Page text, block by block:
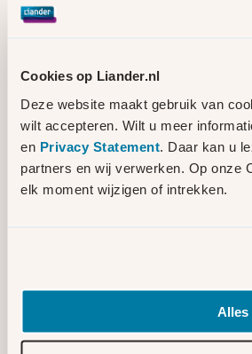
Cookies op Liander.nl
Deze website maakt gebruik van
wilt accepteren. Wilt u meer
en Privacy Statement . Daar kan u
partners en wij verwerken. Op onze
elk moment wijzigen of intrekken.
Alles
op de locatie van de huidige
Wilt u meer informatie over
Op www.liander.nl/
meer informatie over het
planning en de procedures. Of
hieronder met de camera van
Heeft u nog vragen?
Heeft u vragen over de
werkzaamheden, de